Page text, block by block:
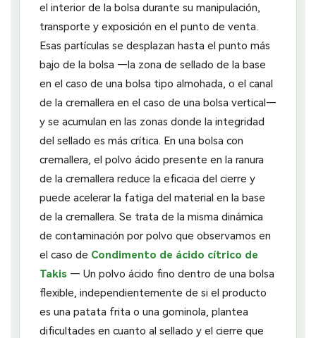
el interior de la bolsa durante su manipulación,
transporte y exposición en el punto de venta.
Esas partículas se desplazan hasta el punto más
bajo de la bolsa —la zona de sellado de la base
en el caso de una bolsa tipo almohada, o el canal
de la cremallera en el caso de una bolsa vertical—
y se acumulan en las zonas donde la integridad
del sellado es más crítica. En una bolsa con
cremallera, el polvo ácido presente en la ranura
de la cremallera reduce la eficacia del cierre y
puede acelerar la fatiga del material en la base
de la cremallera. Se trata de la misma dinámica
de contaminación por polvo que observamos en
el caso de Condimento de ácido cítrico de
Takis — Un polvo ácido fino dentro de una bolsa
flexible, independientemente de si el producto
es una patata frita o una gominola, plantea
dificultades en cuanto al sellado y el cierre que